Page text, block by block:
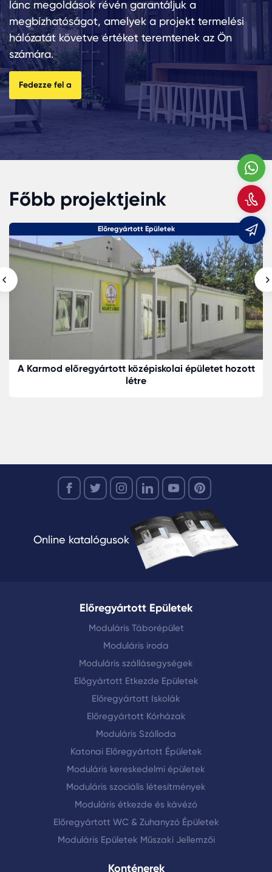
lánc megoldások révén garantáljuk a
megbízhatóságot, amelyek a projekt termelési
hálózatát követve értéket teremtenek az Ön
számára.
Fedezze fel a
Főbb projektjeink
Előregyártott Epületek
A Karmod előregyártott középiskolai épületet hozott
létre
Online katalógusok
Előregyártott Epületek
Moduláris Táborépület
Moduláris iroda
Moduláris szállásegységek
Előgyártott Etkezde Epületek
Előregyártott Iskolák
Előregyártott Kórházak
Moduláris Szálloda
Katonai Előregyártott Épületek
Moduláris kereskedelmi épületek
Moduláris szociális létesítmények
Moduláris étkezde és kávézó
Előregyártott WC & Zuhanyzó Épületek
Moduláris Epületek Műszaki Jellemzői
Konténerek